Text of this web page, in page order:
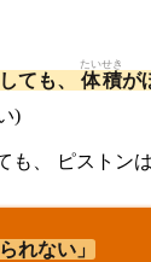
しても、 体積
たいせき
が
)
も、 ピストン
れない」